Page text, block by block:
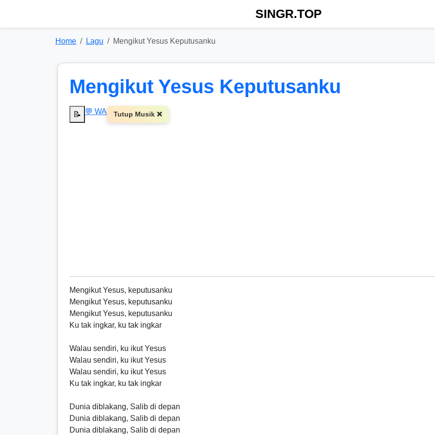
SINGR.TOP
Home Lagu Mengikut Yesus Keputusanku
Mengikut Yesus Keputusanku
📝 💬 WA Tutup Musik ❌
Mengikut Yesus, keputusanku
Mengikut Yesus, keputusanku
Mengikut Yesus, keputusanku
Ku tak ingkar, ku tak ingkar
Walau sendiri, ku ikut Yesus
Walau sendiri, ku ikut Yesus
Walau sendiri, ku ikut Yesus
Ku tak ingkar, ku tak ingkar
Dunia diblakang, Salib di depan
Dunia diblakang, Salib di depan
Dunia diblakang, Salib di depan